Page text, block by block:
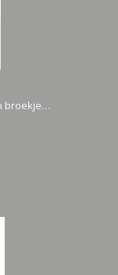
broekje…